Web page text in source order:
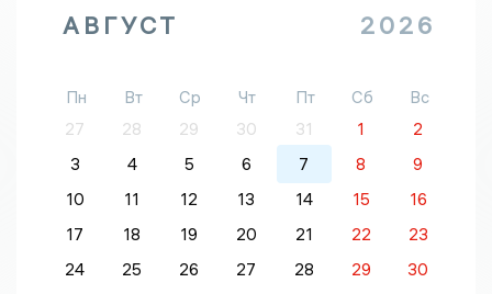
АВГУСТ 2026
Пн Вт Ср Чт Пт Сб
Вс
27
28 29 30 31 1
2
3
4 5 6 7 8
9
10
11 12 13 14 15
16
17
18 19 20 21 22
23
24
25 26 27 28 29
30